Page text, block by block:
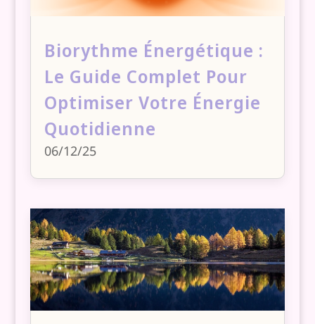
Biorythme Énergétique :
Le Guide Complet Pour
Optimiser Votre Énergie
Quotidienne
06/12/25